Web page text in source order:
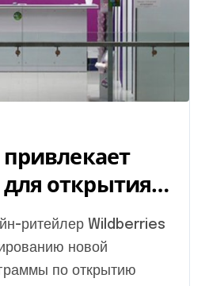
открытия
ударов по
новой
по открытию